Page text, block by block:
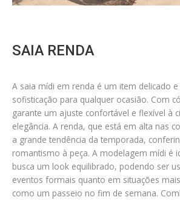
SAIA RENDA
A saia mídi em renda é um item delicado
sofisticação para qualquer ocasião. Com
garante um ajuste confortável e flexível à
elegância. A renda, que está em alta nas
a grande tendência da temporada,
romantismo à peça. A modelagem mídi é
busca um look equilibrado, podendo ser
eventos formais quanto em situações
como um passeio no fim de semana.